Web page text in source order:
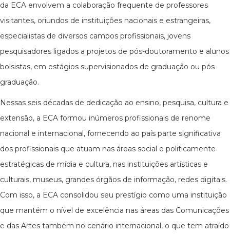
da ECA envolvem a colaboração frequente de professores
visitantes, oriundos de instituições nacionais e estrangeiras,
especialistas de diversos campos profissionais, jovens
pesquisadores ligados a projetos de pós-doutoramento e alunos
bolsistas, em estágios supervisionados de graduação ou pós
graduação.
Nessas seis décadas de dedicação ao ensino, pesquisa, cultura e
extensão, a ECA formou inúmeros profissionais de renome
nacional e internacional, fornecendo ao país parte significativa
dos profissionais que atuam nas áreas social e politicamente
estratégicas de mídia e cultura, nas instituições artísticas e
culturais, museus, grandes órgãos de informação, redes digitais.
Com isso, a ECA consolidou seu prestígio como uma instituição
que mantém o nível de excelência nas áreas das Comunicações
e das Artes também no cenário internacional, o que tem atraído